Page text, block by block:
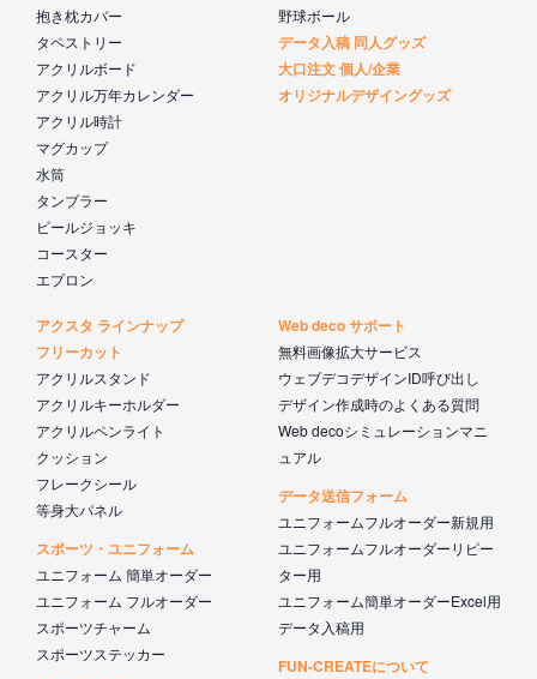
抱き枕カバー
タペストリー
アクリルボード
アクリル万年カレンダー
アクリル時計
マグカップ
水筒
タンブラー
ビールジョッキ
コースター
エプロン
野球ボール
データ入稿 同人グッズ
大口注文 個人/企業
オリジナルデザイングッズ
アクスタ ラインナップ
フリーカット
アクリルスタンド
アクリルキーホルダー
アクリルペンライト
クッション
フレークシール
等身大パネル
スポーツ・ユニフォーム
ユニフォーム 簡単オーダー
ユニフォーム フルオーダー
スポーツチャーム
スポーツステッカー
Web deco サポート
無料画像拡大サービス
ウェブデコデザインID呼び出し
デザイン作成時のよくある質問
Web decoシミュレーションマニ
ュアル
データ送信フォーム
ユニフォームフルオーダー新規用
ユニフォームフルオーダーリピー
ター用
ユニフォーム簡単オーダーExcel用
データ入稿用
FUN-CREATEについて